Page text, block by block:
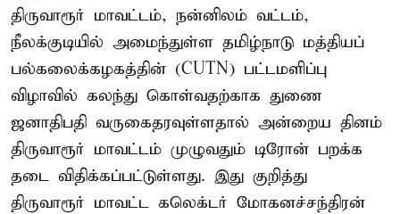
திருவாரூர் மாவட்டம், நன்னிலம் வட்டம்,
நீலக்குடியில் அமைந்துள்ள தமிழ்நாடு மத்தியப்
பல்கலைக்கழகத்தின் (CUTN) பட்டமளிப்பு
விழாவில் கலந்து கொள்வதற்காக துணை
ஜனாதிபதி வருகைதரவுள்ளதால் அன்றைய தினம்
திருவாரூர் மாவட்டம் முழுவதும் டிரோன் பறக்க
தடை விதிக்கப்பட்டுள்ளது. இது குறித்து
திருவாரூர் மாவட்ட கலெக்டர் மோகனச்சந்திரன்